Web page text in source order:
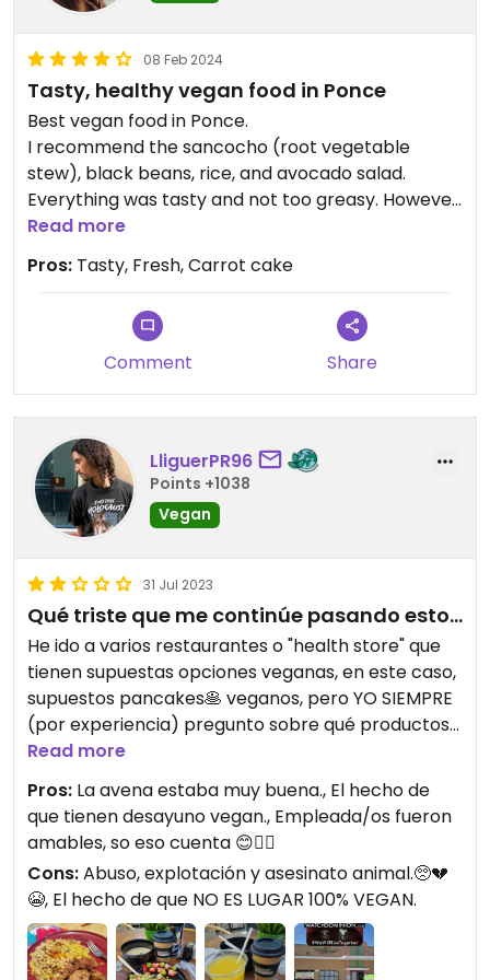
08 Feb 2024
Tasty, healthy vegan food in Ponce
Best vegan food in Ponce.
I recommend the sancocho (root vegetable
stew), black beans, rice, and avocado salad.
Everything was tasty and not too greasy. However,
the true star was their vegan carrot cake. Lovely
texture and flavor (would be better without the
too-sweet frosting). Great local food experience
Read more
Pros: Tasty, Fresh, Carrot cake
Comment Share
LliguerPR96
Points +1038
Vegan
31 Jul 2023
Qué triste que me continúe pasando esto...
He ido a varios restaurantes o "health store" que
tienen supuestas opciones veganas, en este caso,
supuestos pancakes🥞 veganos, pero YO SIEMPRE
(por experiencia) pregunto sobre qué productos
usan, la marca de harina de pancakes/waffle mix
y que me logren enseñar los ingredientes para
asegurarme y aquí en "A Lo Natural" usaban una
marca NO-VEGANA, "Pamela's" que contiene
Buttermilk (literalmente lo dice clarito en
CONTAINS: MILK).
ATENCIÓN VEGANXS:
Se necesita que siempre pregunten por su
Read more
Pros: La avena estaba muy buena., El hecho de
que tienen desayuno vegan., Empleada/os fueron
amables, so eso cuenta 😊👍🏼
Cons:Abuso, explotación y asesinato animal.🥺💔
😭, El hecho de que NO ES LUGAR 100% VEGAN.